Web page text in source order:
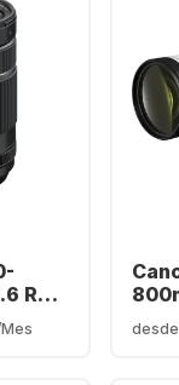
R
USM
desde